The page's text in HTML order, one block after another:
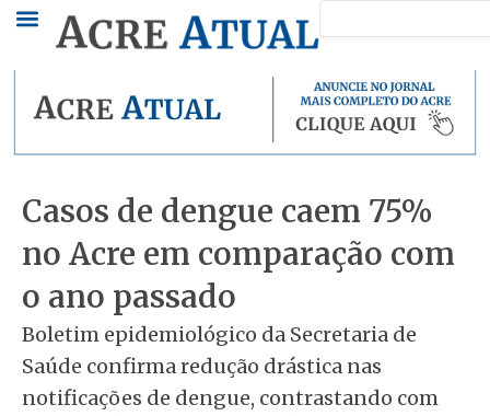
conteúdo
Casos de dengue caem 75%
no Acre em comparação com
o ano passado
Boletim epidemiológico da Secretaria de
Saúde confirma redução drástica nas
notificações de dengue, contrastando com